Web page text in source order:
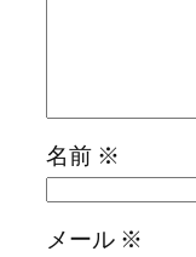
名前 ※
メール ※